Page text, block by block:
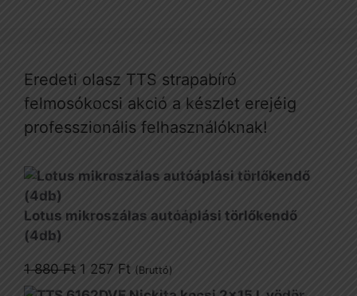
Eredeti olasz TTS strapabíró
felmosókocsi akció a készlet erejéig
professzionális felhasználóknak!
Lotus mikroszálas autóáplási törlőkendő
(4db)
1 880Ft Original
price
1 257 Ft Current
price
(Bruttó)